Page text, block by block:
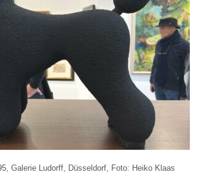
Galerie Ludorff, Düsseldorf, Foto: Heiko Klaas